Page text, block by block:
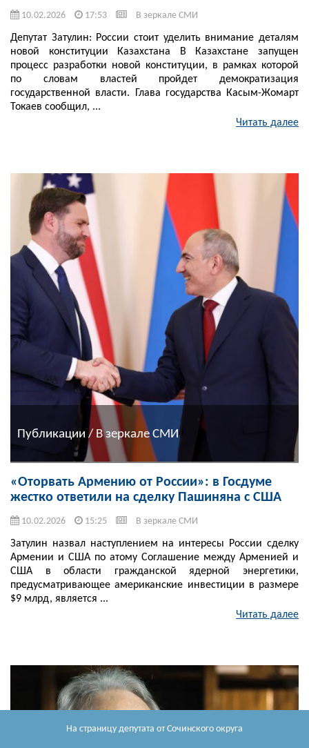
На страницу депутата от Сочинского округа
10.02.2026 17:53 В зеркале СМИ
Депутат Затулин: России стоит уделить внимание деталям
новой конституции Казахстана В Казахстане запущен
процесс разработки новой конституции, в рамках которой
по словам властей пройдет демократизация
государственной власти. Глава государства Касым-Жомарт
Токаев сообщил, ...
Читать далее
Публикации / В зеркале СМИ
«Оторвать Армению от России»: в Госдуме
жестко ответили на сделку Пашиняна с США
10.02.2026 15:25 В зеркале СМИ
Затулин назвал наступлением на интересы России сделку
Армении и США по атому Соглашение между Арменией и
США в области гражданской ядерной энергетики,
предусматривающее американские инвестиции в размере
$9 млрд, является ...
Читать далее